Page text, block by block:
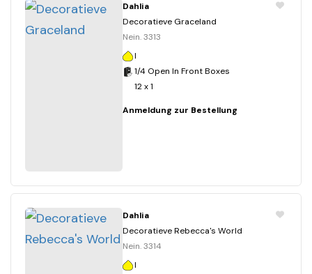
Dahlia
Decoratieve Graceland
Nein. 3313
I
1/4 Open In Front Boxes
12 x 1
Anmeldung zur Bestellung
Dahlia
Decoratieve Rebecca's World
Nein. 3314
I